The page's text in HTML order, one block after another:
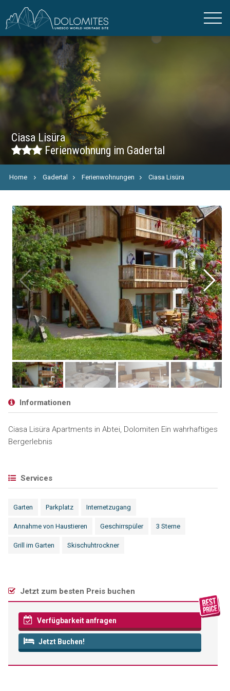
Ciasa Lisüra
Ferienwohnung im Gadertal
Home Gadertal Ferienwohnungen Ciasa Lisüra
Informationen
Ciasa Lisüra Apartments in Abtei, Dolomiten Ein wahrhaftiges
Bergerlebnis
Services
Garten Parkplatz Internetzugang
Annahme von Haustieren Geschirrspüler 3 Sterne
Grill im Garten Skischuhtrockner
Jetzt zum besten Preis buchen
Verfügbarkeit anfragen
Jetzt Buchen!